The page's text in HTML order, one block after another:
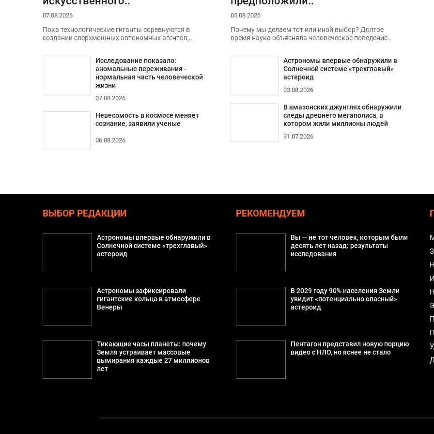
07.08.2026
Пока технологические гиганты соревнуются в
создании сверхмощных автономных агентов,..
Исследование показало:
аномальные переживания -
нормальная часть человеческой
жизни
07.08.2026
Невесомость в космосе меняет
сознание, заявили ученые
06.08.2026
05.08.2026
Почему мы делаем тот или иной выбор? Долгое
время наука объясняла человеческое поведение..
Астрономы впервые обнаружили в
Солнечной системе «трехглавый»
астероид
03.08.2026
В амазонских джунглях обнаружили
следы древнего мегаполиса, в
котором жили миллионы людей
31.07.2026
ВЫБОР РЕДАКЦИИ
Астрономы впервые обнаружили в
Солнечной системе «трехглавый»
астероид
Астрономы зафиксировали
гигантские кольца в атмосфере
Венеры
Тикающие часы планеты: почему
Земля устраивает массовые
вымирания каждые 27 миллионов
лет
РЕКОМЕНДУЕМ
Вы — не тот человек, которым были
десять лет назад: результаты
исследования
В 2029 году 90% населения Земли
увидит «потенциально опасный»
астероид
Пентагон представил новую порцию
видео с НЛО, но яснее не стало